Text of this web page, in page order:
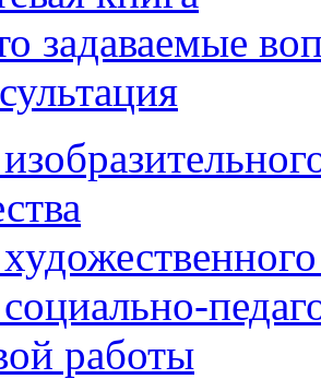
задаваемые
работы